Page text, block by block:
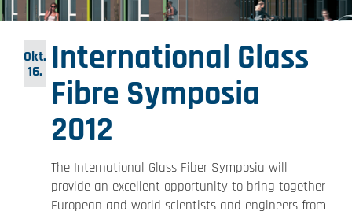
Okt.
16.
International Glass
Fibre Symposia
2012
The International Glass Fiber Symposia will
provide an excellent opportunity to bring together
European and world scientists and engineers from